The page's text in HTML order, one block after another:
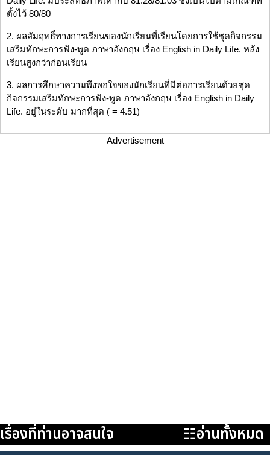
ตั้งไว้ 80/80
2. ผลสัมฤทธิ์ทางการเรียนของนักเรียนที่เรียนโดยการใช้ชุดกิจกรรม
เสริมทักษะการฟัง-พูด ภาษาอังกฤษ เรื่อง English in Daily Life. หลัง
เรียนสูงกว่าก่อนเรียน
3. ผลการศึกษาความพึงพอใจของนักเรียนที่มีต่อการเรียนด้วยชุด
กิจกรรมเสริมทักษะการฟัง-พูด ภาษาอังกฤษ เรื่อง English in Daily
Life. อยู่ในระดับ มากที่สุด ( = 4.51)
Advertisement
เรื่องที่ท่านอาจสนใจ ☷อ่านทั้งหมด